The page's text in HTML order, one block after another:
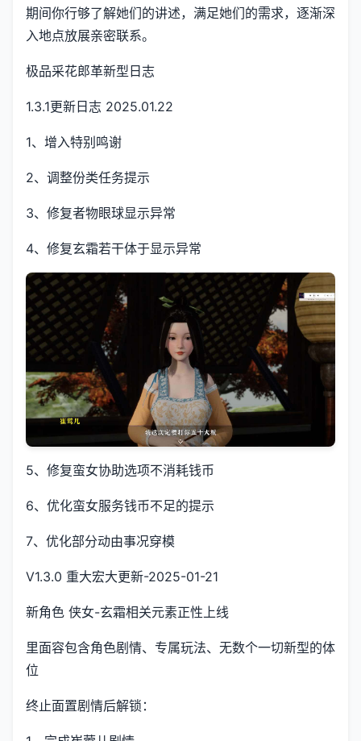
期间你行够了解她们的讲述，满足她们的需求，逐渐深
入地点放展亲密联系。
极品采花郎革新型日志
1.3.1更新日志 2025.01.22
1、增入特别鸣谢
2、调整份类任务提示
3、修复者物眼球显示异常
4、修复玄霜若干体于显示异常
5、修复蛮女协助选项不消耗钱币
6、优化蛮女服务钱币不足的提示
7、优化部分动由事况穿模
V1.3.0 重大宏大更新-2025-01-21
新角色 侠女-玄霜相关元素正性上线
里面容包含角色剧情、专属玩法、无数个一切新型的体
位
终止面置剧情后解锁：